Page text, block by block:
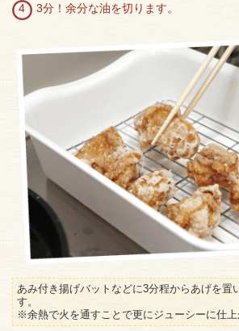
4 3分！余分な油を切ります。
あみ付き揚げバットなどに3分程からあげを置
す。
※余熱で火を通すことで更にジューシーに仕上